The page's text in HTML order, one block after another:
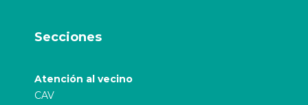
Secciones
Atención al vecino
CAV